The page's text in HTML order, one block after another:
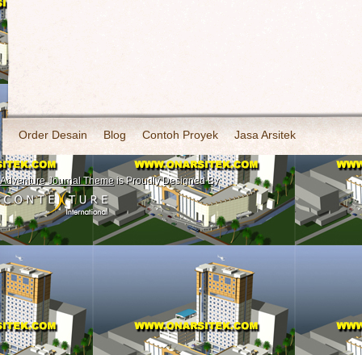
Order Desain Blog Contoh Proyek Jasa Arsitek
Adventure Journal Themeis Proudly Designed By